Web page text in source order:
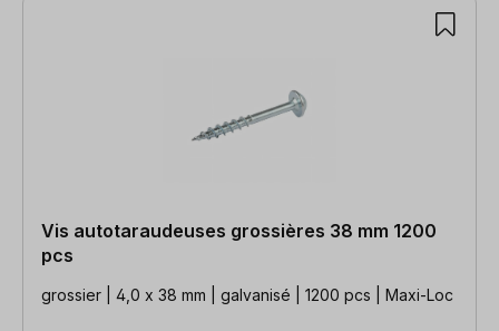
Vis autotaraudeuses grossières 38 mm 1200
pcs
grossier | 4,0 x 38 mm | galvanisé | 1200 pcs | Maxi-Loc